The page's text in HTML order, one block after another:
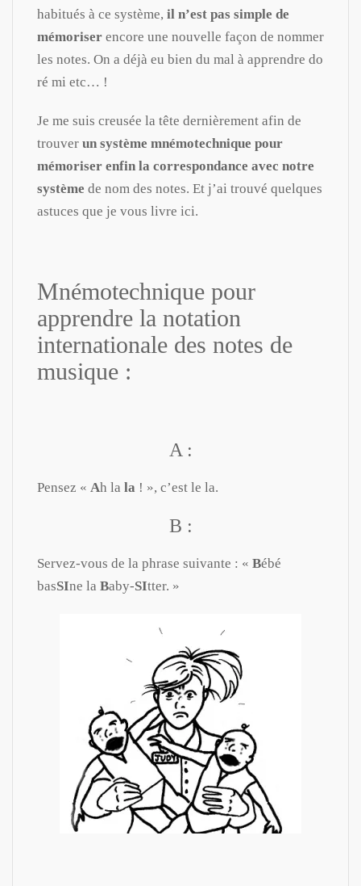
habitués à ce système, il n’est pas simple de
mémoriser encore une nouvelle façon de nommer
les notes. On a déjà eu bien du mal à apprendre do
ré mi etc… !
Je me suis creusée la tête dernièrement afin de
trouver un système mnémotechnique pour
mémoriser enfin la correspondance avec notre
système de nom des notes. Et j’ai trouvé quelques
astuces que je vous livre ici.
Mnémotechnique pour
apprendre la notation
internationale des notes de
musique :
A :
Pensez « Ah la la ! », c’est le la.
B :
Servez-vous de la phrase suivante : « Bébé
basSIne la Baby-SItter. »